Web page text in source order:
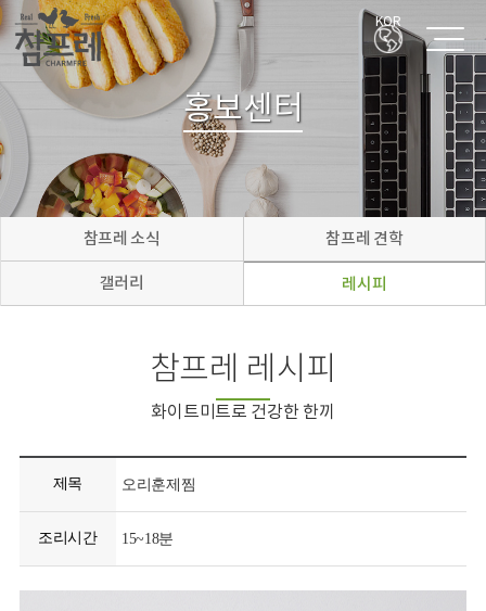
KOR
홍보센터
참프레 소식 참프레 견학
갤러리 레시피
참프레 레시피
화이트미트로 건강한 한끼
제목 오리훈제찜
조리시간 15~18분